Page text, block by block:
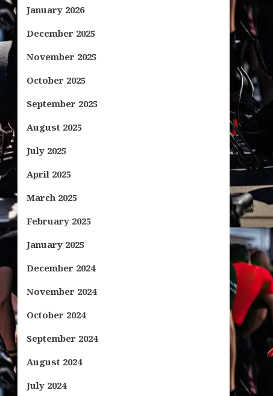
January 2026
December 2025
November 2025
October 2025
September 2025
August 2025
July 2025
April 2025
March 2025
February 2025
January 2025
December 2024
November 2024
October 2024
September 2024
August 2024
July 2024